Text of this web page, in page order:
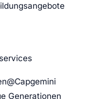
Generationen